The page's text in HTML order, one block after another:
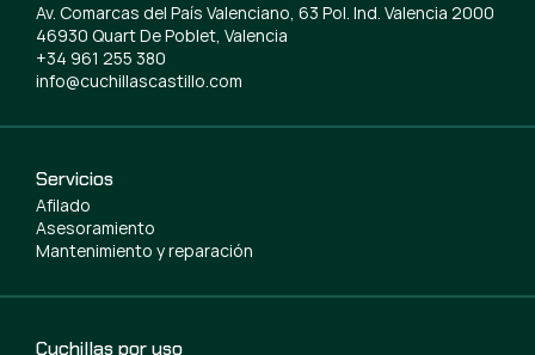
Servicios
Afilado
Asesoramiento
Mantenimiento y reparación
Cuchillas por uso
Av. Comarcas del País Valenciano, 63 Pol. Ind. Valencia 2000
46930 Quart De Poblet, Valencia
+34 961 255 380
info@cuchillascastillo.com